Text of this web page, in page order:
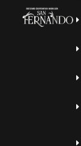
Olivarjona
AOVE de Arjona